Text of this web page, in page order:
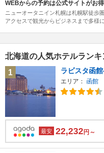
WEBからの予約は公式サイトがお
ニューオータニイン札幌は札幌駅徒歩
アクセスで観光からビジネスまで多様
北海道の人気ホテルランキ
1
ラビスタ函館
エリア： 函館
最安 22,232円～